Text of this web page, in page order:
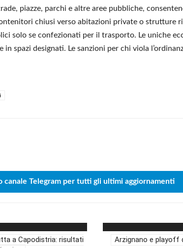
piazze, parchi e altre aree pubbliche,
chiusi verso abitazioni private o strutture
solo se confezionati per il trasporto. Le uniche
in spazi designati. Le sanzioni per chi viola
canale Telegram per tutti gli ultimi aggiornamenti
a Capodistria: risultati
Arzignano e playoff